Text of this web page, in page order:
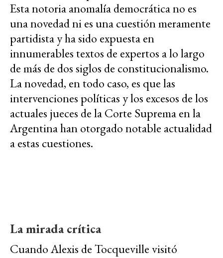
Esta notoria anomalía democrática no es
una novedad ni es una cuestión meramente
partidista y ha sido expuesta en
innumerables textos de expertos a lo largo
de más de dos siglos de constitucionalismo.
La novedad, en todo caso, es que las
intervenciones políticas y los excesos de los
actuales jueces de la Corte Suprema en la
Argentina han otorgado notable actualidad
a estas cuestiones.
La mirada crítica
Cuando Alexis de Tocqueville visitó